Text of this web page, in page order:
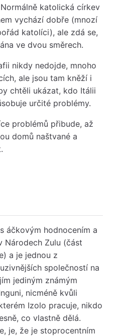
katolická církev
vychází dobře (mnozí
katolíci), ale zdá se,
ve dvou směrech.
nikdy nedojde, mnoho
ale jsou tam kněží i
chtěli ukázat, kdo Itálii
určité problémy.
problémů přibude, až
domů naštvané a
áčkovým hodnocením a
Národech Zulu (část
a je jednou z
společností na
jediným známým
nicméně kvůli
Izolo pracuje, nikdo
co vlastně dělá.
je, že je stoprocentním